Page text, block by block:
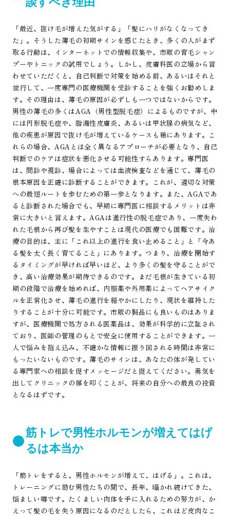
「最近、抜け毛が増えた気がする」「髪にハリがなくなってき
た」。そうした薄毛の初期サインを感じたとき、多くの人がまず
取る行動は、インターネットでの情報収集や、市販の育毛シャン
プーやトニックの試用でしょう。しかし、皮膚科医の立場から言
わせていただくと、自己判断で対策を始める前、あるいはそれと
並行して、一度専門の医療機関を受診することを強くお勧めしま
す。その理由は、薄毛の原因が必ずしも一つではないからです。
男性の薄毛の多くはAGA（男性型脱毛症）によるものですが、中
には円形脱毛症や、脂漏性皮膚炎、あるいは甲状腺の病気など、
他の疾患が原因で抜け毛が増えているケースも稀にあります。こ
れらの場合、AGAとは全く異なるアプローチが必要となり、自己
判断でのケアは症状を悪化させる可能性すらあります。専門医
は、問診や視診、場合によっては血液検査などを通じて、薄毛の
根本原因を正確に診断することができます。これが、適切な対策
への最短ルートを歩むための第一歩となります。また、AGAであ
ると診断された場合でも、早期に専門医に相談するメリットは非
常に大きいと言えます。AGAは進行性の脱毛症であり、一度失わ
れた毛根から再び髪を生やすことは現代の医療でも困難です。治
療の目的は、主に「これ以上の進行を食い止めること」と「今あ
る髪を太く長く育てること」にあります。つまり、治療を開始す
るタイミングが早ければ早いほど、より多くの髪を守ることがで
き、高い治療効果が期待できるのです。まだ毛根が生きている初
期の段階で治療を始めれば、内服薬や外用薬によってヘアサイク
ルを正常化させ、薄毛の進行を穏やかにしたり、現状を維持した
りすることが十分に可能です。市販の製品にも良いものはありま
すが、医療機関で処方される医薬品は、効果が科学的に立証され
ており、医師の管理のもとで安全に使用することができます。一
人で悩みを抱え込み、不確かな情報に振り回される時間は非常に
もったいないものです。薄毛のサインは、あなたの体が発してい
る専門家への相談を促すメッセージだと捉えてください。勇気を
出してクリニックの扉を叩くことが、将来の自分への最良の投資
となるはずです。
筋トレで男性ホルモンが増えてはげ
るは本当か
「筋トレをすると、男性ホルモンが増えて、はげる」。これは、
トレーニングに励む男性たちの間で、長年、囁かれ続けてきた、
悩ましい噂です。たくましい肉体を手に入れるための努力が、か
えって髪の毛を失う原因になるのだとしたら、これほど皮肉なこ